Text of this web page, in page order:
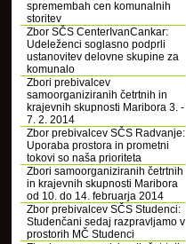
spremembah cen komunalnih
storitev
Zbor SČS CenterIvanCankar:
Udeleženci soglasno podprli
ustanovitev delovne skupine za
komunalo
Zbori prebivalcev
samoorganiziranih četrtnih in
krajevnih skupnosti Maribora 3. -
7. 2. 2014
Zbor prebivalcev SČS Radvanje:
Uporaba prostora in prometni
tokovi so naša prioriteta
Zbori samoorganiziranih četrtnih
in krajevnih skupnosti Maribora
od 10. do 14. februarja 2014
Zbor prebivalcev SČS Studenci:
Studenčani sedaj razpravljamo v
prostorih MČ Studenci